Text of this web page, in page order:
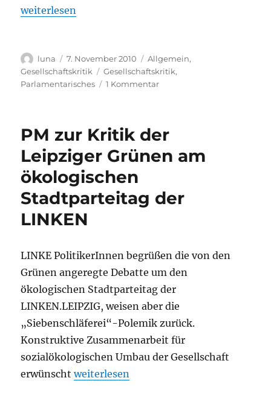
„Gegen Einschnitte im Jugendhilfebereich –
weiterlesen
Autor
luna
Veröffentlicht
am
7. November 2010 Kategorien
Allgemein,
Gesellschaftskritik
Schlagwörter
Gesellschaftskritik,
Parlamentarisches
1 Kommentarzu
Jugendhilfebereich
Landesregierung
Leipzig
PM zur Kritik der
Leipziger Grünen am
ökologischen
Stadtparteitag der
LINKEN
LINKE PolitikerInnen begrüßen die von den
Grünen angeregte Debatte um den
ökologischen Stadtparteitag der
LINKEN.LEIPZIG, weisen aber die
„Siebenschläferei“-Polemik zurück.
Konstruktive Zusammenarbeit für
sozialökologischen Umbau der Gesellschaft
erwünscht„PM zur Kritik der Leipziger Grünen
weiterlesen